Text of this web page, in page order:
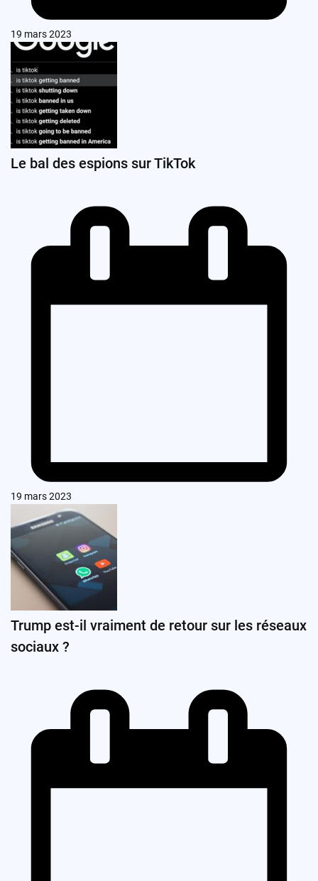
19 mars 2023
Le bal des espions sur TikTok
19 mars 2023
Trump est-il vraiment de retour sur les réseaux
sociaux ?